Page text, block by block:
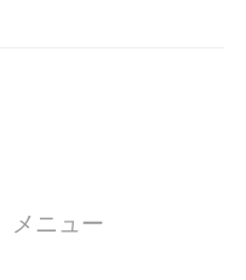
メニュー